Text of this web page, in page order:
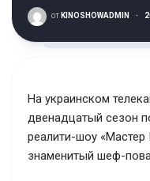
от KINOSHOWADMIN ·
На украинском
двенадцатый сезон
реалити-шоу
знаменитый шеф-